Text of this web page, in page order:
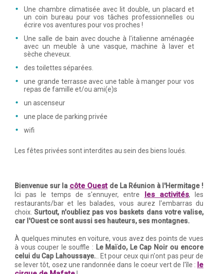
Une chambre climatisée avec lit double, un placard et
un coin bureau pour vos tâches professionnelles ou
écrire vos aventures pour vos proches !
Une salle de bain avec douche à l'italienne aménagée
avec un meuble à une vasque, machine à laver et
sèche cheveux.
des toilettes séparées.
une grande terrasse avec une table à manger pour vos
repas de famille et/ou ami(e)s
un ascenseur
une place de parking privée
wifi
Les fêtes privées sont interdites au sein des biens loués.
Bienvenue sur la côte Ouest de La Réunion à l'Hermitage !
Ici pas le temps de s'ennuyer, entre les activités, les
restaurants/bar et les balades, vous aurez l'embarras du
choix.Surtout, n'oubliez pas vos baskets dans votre valise,
car l'Ouest ce sont aussi ses hauteurs, ses montagnes.
À quelques minutes en voiture, vous avez des points de vues
à vous couper le souffle : Le Maïdo, Le Cap Noir ou encore
celui du Cap Lahoussaye. .. Et pour ceux qui n'ont pas peur de
se lever tôt, osez une randonnée dans le coeur vert de l'île : le